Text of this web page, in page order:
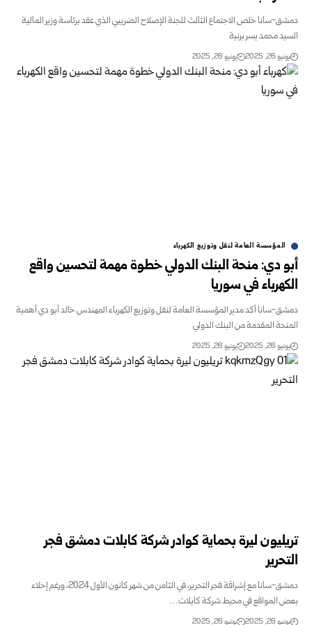
سانا خلص الاجتماع الثالث للجنة الإصلاح الضريبي الذي عقد برئاسة وزير المالية
محمد يسر برنية
يونيو 26, 2025
المؤسسة العامة لنقل وتوزيع الكهرباء
دي: منحة البنك الدولي خطوة مهمة لتحسين واقع
في سوريا
سانا أكد مدير المؤسسة العامة لنقل وتوزيع الكهرباء المهندس خالد أبو دي أهمية
المقدمة من البنك الدولي
يونيو 26, 2025
ليرة بحماية كوادر شركة كابلات دمشق فجر
دمشق-سانا مع إشراقة فجر التحرير، في الثامن من شهر كانون الأول 2024، ورغم إخلاء
المواقع في محيط شركة كابلات…
يونيو 26, 2025